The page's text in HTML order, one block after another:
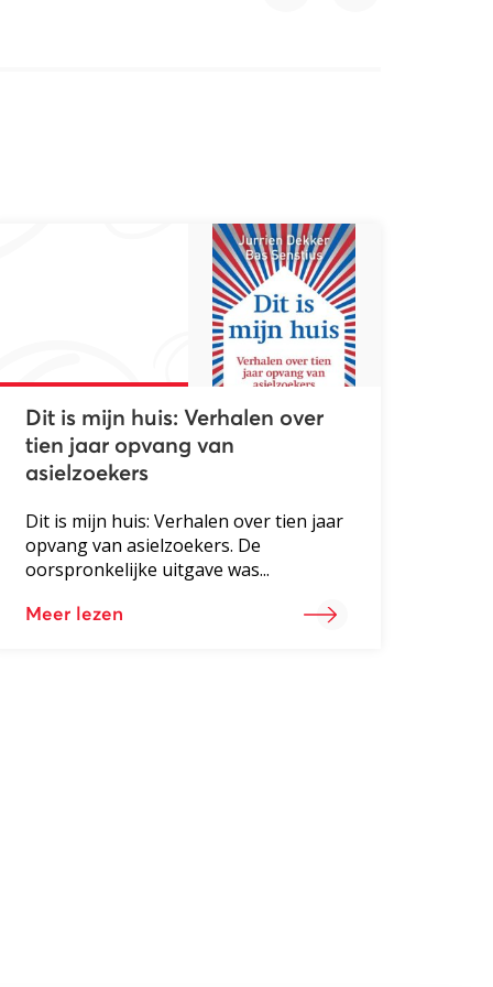
Dit is mijn huis: Verhalen over
tien jaar opvang van
asielzoekers
Dit is mijn huis: Verhalen over tien jaar
opvang van asielzoekers. De
oorspronkelijke uitgave was...
Meer lezen